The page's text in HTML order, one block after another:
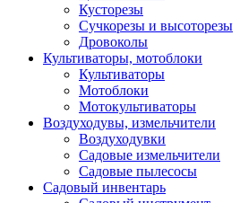
Кусторезы
Сучкорезы и высоторезы
Дровоколы
Культиваторы, мотоблоки
Культиваторы
Мотоблоки
Мотокультиваторы
Воздуходувы, измельчители
Воздуходувки
Садовые измельчители
Садовые пылесосы
Садовый инвентарь